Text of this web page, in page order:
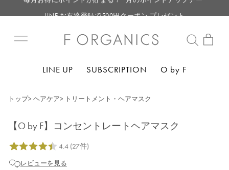
【重要】お盆期間中のお問い合わせと商品配送に関しまして
LINE お友達登録で500円クーポン プレゼント
LINE UP SUBSCRIPTION O by F
トップ> ヘアケア> トリートメント・ヘアマスク
【O by F】コンセントレートヘアマスク
レビューを見る